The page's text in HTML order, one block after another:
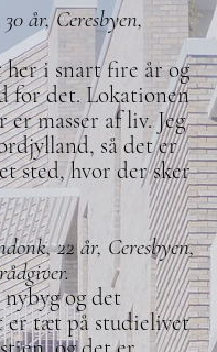
år, Ceresbyen,
her i snart fire år og
for det. Lokationen
er masser af liv. Jeg
så det er
sted, hvor der sker
22 år, Ceresbyen,
og det
er tæt på studielivet